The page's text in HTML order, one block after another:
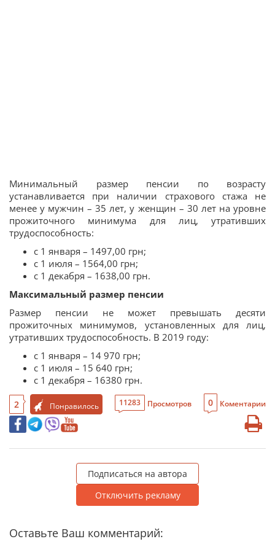
Минимальный размер пенсии по возрасту
устанавливается при наличии страхового стажа не
менее у мужчин – 35 лет, у женщин – 30 лет на уровне
прожиточного минимума для лиц, утративших
трудоспособность:
с 1 января – 1497,00 грн;
с 1 июля – 1564,00 грн;
с 1 декабря – 1638,00 грн.
Максимальный размер пенсии
Размер пенсии не может превышать десяти
прожиточных минимумов, установленных для лиц,
утративших трудоспособность. В 2019 году:
с 1 января – 14 970 грн;
с 1 июля – 15 640 грн;
с 1 декабря – 16380 грн.
2 Понравилось 11283 Просмотров 0 Коментарии
Подписаться на автора
Отключить рекламу
Оставьте Ваш комментарий: